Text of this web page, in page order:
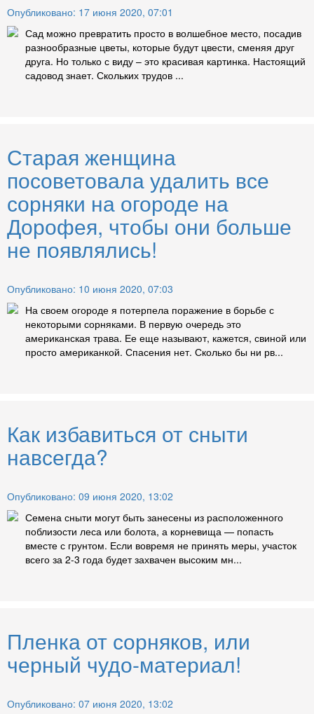
Опубликовано: 17 июня 2020, 07:01
Сад можно превратить просто в волшебное место, посадив
разнообразные цветы, которые будут цвести, сменяя друг
друга. Но только с виду – это красивая картинка. Настоящий
садовод знает. Скольких трудов ...
Старая женщина
посоветовала удалить все
сорняки на огороде на
Дорофея, чтобы они больше
не появлялись!
Опубликовано: 10 июня 2020, 07:03
На своем огороде я потерпела поражение в борьбе с
некоторыми сорняками. В первую очередь это
американская трава. Ее еще называют, кажется, свиной или
просто американкой. Спасения нет. Сколько бы ни рв...
Как избавиться от сныти
навсегда?
Опубликовано: 09 июня 2020, 13:02
Семена сныти могут быть занесены из расположенного
поблизости леса или болота, а корневища — попасть
вместе с грунтом. Если вовремя не принять меры, участок
всего за 2-3 года будет захвачен высоким мн...
Пленка от сорняков, или
черный чудо-материал!
Опубликовано: 07 июня 2020, 13:02